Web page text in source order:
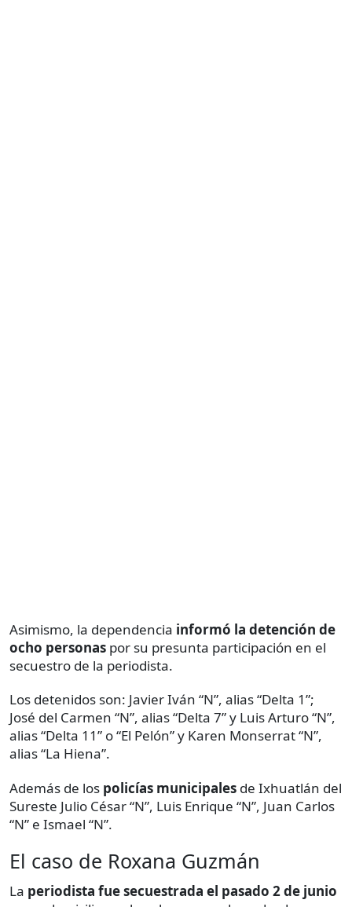
Asimismo, la dependencia informó la detención de
ocho personas por su presunta participación en el
secuestro de la periodista.
Los detenidos son: Javier Iván “N”, alias “Delta 1”;
José del Carmen “N”, alias “Delta 7” y Luis Arturo “N”,
alias “Delta 11” o “El Pelón” y Karen Monserrat “N”,
alias “La Hiena”.
Además de los policías municipales de Ixhuatlán del
Sureste Julio César “N”, Luis Enrique “N”, Juan Carlos
“N” e Ismael “N”.
El caso de Roxana Guzmán
La periodista fue secuestrada el pasado 2 de junio